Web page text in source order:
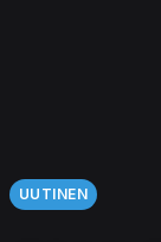
UUTINEN